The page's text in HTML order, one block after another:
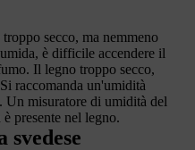
secco, ma nemmeno
è difficile accendere il
Il legno troppo secco,
raccomanda un'umidità
Un misuratore di umidità del
presente nel legno.